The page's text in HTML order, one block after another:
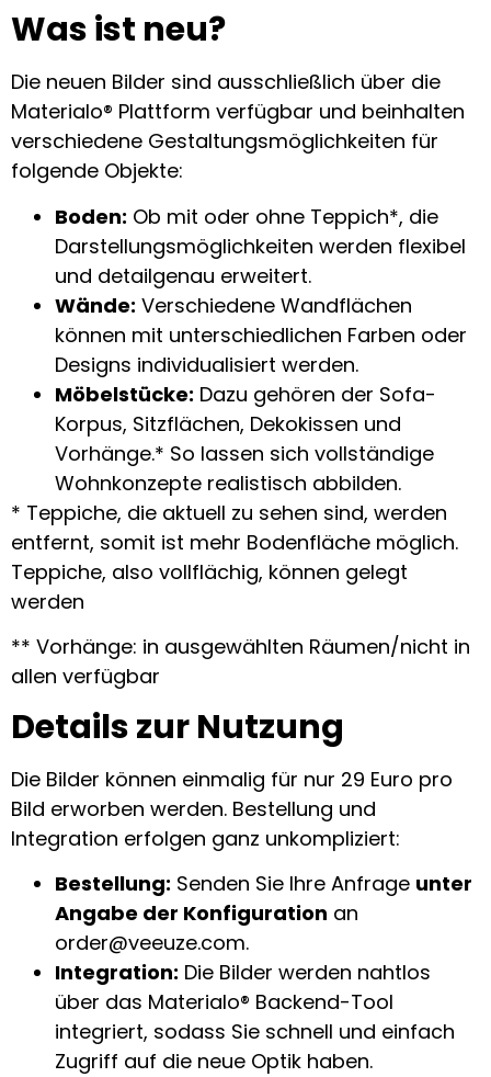
Was ist neu?
Die neuen Bilder sind ausschließlich über die
Materialo® Plattform verfügbar und beinhalten
verschiedene Gestaltungsmöglichkeiten für
folgende Objekte:
Boden: Ob mit oder ohne Teppich*, die
Darstellungsmöglichkeiten werden flexibel
und detailgenau erweitert.
Wände: Verschiedene Wandflächen
können mit unterschiedlichen Farben oder
Designs individualisiert werden.
Möbelstücke: Dazu gehören der Sofa-
Korpus, Sitzflächen, Dekokissen und
Vorhänge.* So lassen sich vollständige
Wohnkonzepte realistisch abbilden.
* Teppiche, die aktuell zu sehen sind, werden
entfernt, somit ist mehr Bodenfläche möglich.
Teppiche, also vollflächig, können gelegt
werden
** Vorhänge: in ausgewählten Räumen/nicht in
allen verfügbar
Details zur Nutzung
Die Bilder können einmalig für nur 29 Euro pro
Bild erworben werden. Bestellung und
Integration erfolgen ganz unkompliziert:
Bestellung: Senden Sie Ihre Anfrage unter
Angabe der Konfiguration an
order@veeuze.com.
Integration: Die Bilder werden nahtlos
über das Materialo® Backend-Tool
integriert, sodass Sie schnell und einfach
Zugriff auf die neue Optik haben.